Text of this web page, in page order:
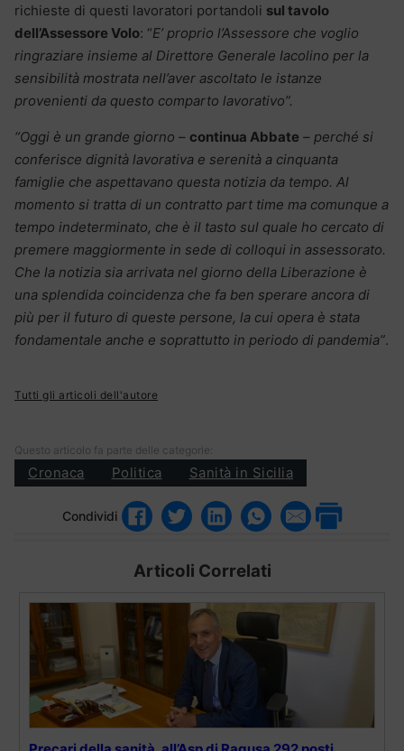
richieste di questi lavoratori portandoli sul tavolo
dell’Assessore Volo: “E’ proprio l’Assessore che voglio
ringraziare insieme al Direttore Generale Iacolino per la
sensibilità mostrata nell’aver ascoltato le istanze
provenienti da questo comparto lavorativo”.
“Oggi è un grande giorno – continua Abbate – perché si
conferisce dignità lavorativa e serenità a cinquanta
famiglie che aspettavano questa notizia da tempo. Al
momento si tratta di un contratto part time ma comunque a
tempo indeterminato, che è il tasto sul quale ho cercato di
premere maggiormente in sede di colloqui in assessorato.
Che la notizia sia arrivata nel giorno della Liberazione è
una splendida coincidenza che fa ben sperare ancora di
più per il futuro di queste persone, la cui opera è stata
fondamentale anche e soprattutto in periodo di pandemia”.
Tutti gli articoli dell'autore
Questo articolo fa parte delle categorie:
Cronaca Politica Sanità in Sicilia
Condividi
Articoli Correlati